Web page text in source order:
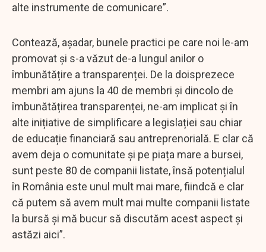
alte instrumente de comunicare”.
Contează, așadar, bunele practici pe care noi le-am
promovat și s-a văzut de-a lungul anilor o
îmbunătățire a transparenței. De la doisprezece
membri am ajuns la 40 de membri și dincolo de
îmbunătățirea transparenței, ne-am implicat și în
alte inițiative de simplificare a legislației sau chiar
de educație financiară sau antreprenorială. E clar că
avem deja o comunitate și pe piața mare a bursei,
sunt peste 80 de companii listate, însă potențialul
în România este unul mult mai mare, fiindcă e clar
că putem să avem mult mai multe companii listate
la bursă și mă bucur să discutăm acest aspect și
astăzi aici”.